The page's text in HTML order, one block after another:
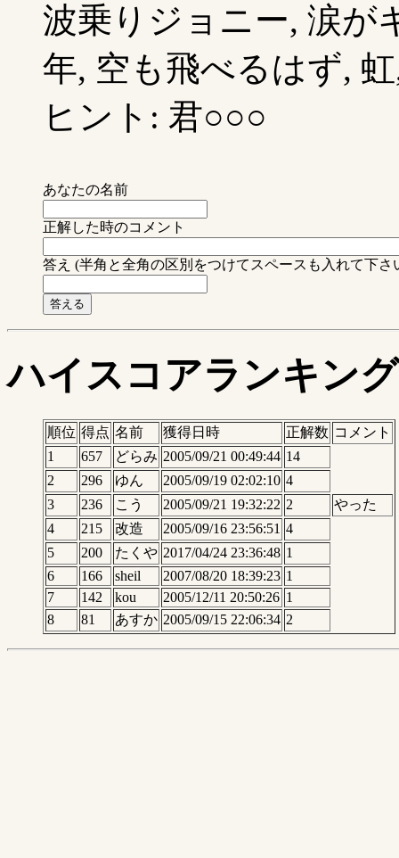
波乗りジョニー, 涙が
年, 空も飛べるはず,
ヒント: 君○○○
あなたの名前
正解した時のコメント
答え (半角と全角の区別をつけてスペースも入れて下さ
ハイスコアランキング
順位 得点 名前 獲得日時 正解数 コメント
1
657 どらみ 2005/09/21 00:49:44 14
2
296 ゆん 2005/09/19 02:02:10 4
3
236 こう 2005/09/21 19:32:22 2
やった
4
215 改造 2005/09/16 23:56:51 4
5
200 たくや 2017/04/24 23:36:48 1
6
166 sheil 2007/08/20 18:39:23 1
7
142 kou 2005/12/11 20:50:26 1
8
81 あすか 2005/09/15 22:06:34 2